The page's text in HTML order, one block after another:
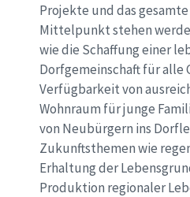
Projekte und das
Mittelpunkt stehen
wie die Schaffung einer
Dorfgemeinschaft für alle
Verfügbarkeit von
Wohnraum für junge
von Neubürgern ins
Zukunftsthemen wie
Erhaltung der
Produktion regionaler